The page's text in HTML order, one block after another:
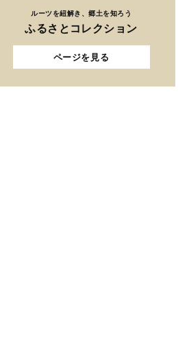
ルーツを紐解き、郷土を知ろう
ふるさとコレクション
ページを見る